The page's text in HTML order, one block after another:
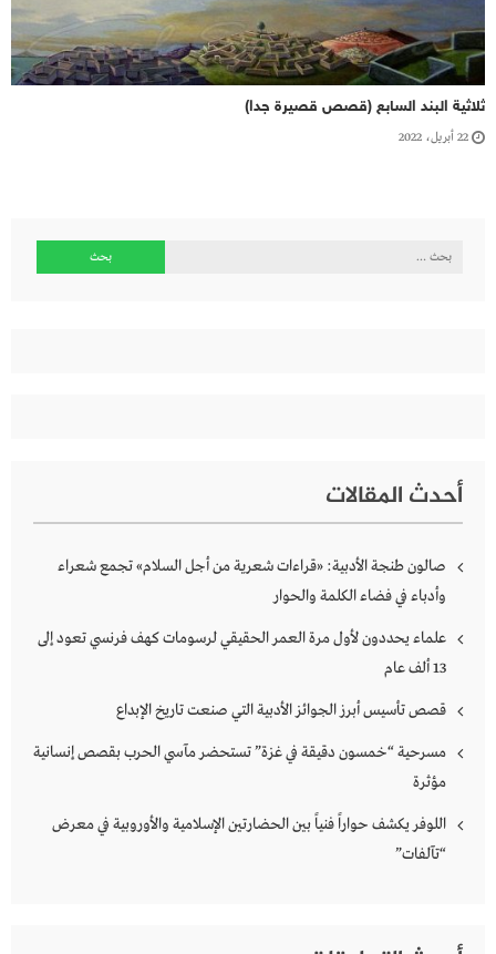
ثلاثية البند السابع (قصص قصيرة جدا)
22 أبريل، 2022
البحث
أحدث المقالات
صالون طنجة الأدبية: «قراءات شعرية من أجل السلام» تجمع شعراء
وأدباء في فضاء الكلمة والحوار
علماء يحددون لأول مرة العمر الحقيقي لرسومات كهف فرنسي تعود إلى
13 ألف عام
قصص تأسيس أبرز الجوائز الأدبية التي صنعت تاريخ الإبداع
مسرحية “خمسون دقيقة في غزة” تستحضر مآسي الحرب بقصص إنسانية
مؤثرة
اللوفر يكشف حواراً فنياً بين الحضارتين الإسلامية والأوروبية في معرض
“تآلفات”